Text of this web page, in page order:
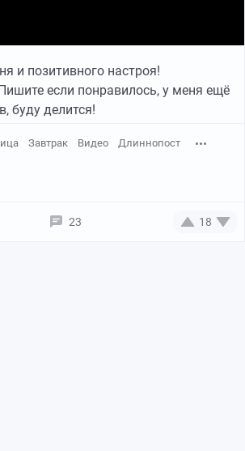
и позитивного настроя!
если понравилось, у меня ещё
буду делится!
Завтрак Видео Длиннопост
23 18